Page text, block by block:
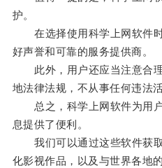
护。
在选择使用科学上网软件时
好声誉和可靠的服务提供商。
此外，用户还应当注意合理
地法律法规，不从事任何违法活
总之，科学上网软件为用户
息提供了便利。
我们可以通过这些软件获取
化影视作品，以及与世界各地